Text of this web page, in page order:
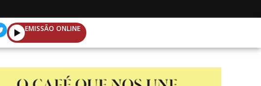
EMISSÃO ONLINE